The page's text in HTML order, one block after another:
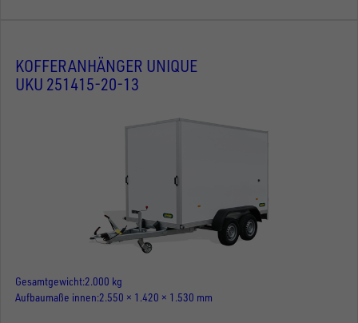
KOFFERANHÄNGER UNIQUE
UKU 251415-20-13
Gesamtgewicht 2.000 kg
Aufbaumaße innen 2.550 × 1.420 × 1.530 mm